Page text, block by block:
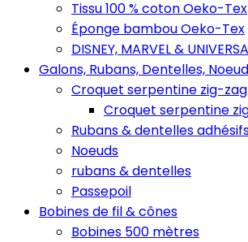
Tissu 100 % coton Oeko-Tex
Éponge bambou Oeko-Tex
DISNEY, MARVEL &
Galons, Rubans, Dentelles,
Croquet serpentine zig-zag
Croquet serpentine
Rubans & dentelles
Noeuds
rubans & dentelles
Passepoil
Bobines de fil & cônes
Bobines 500 mètres